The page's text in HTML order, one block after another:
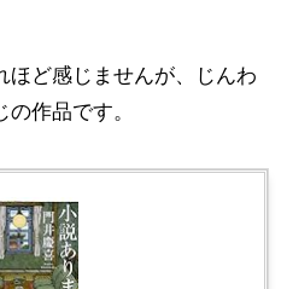
ほど感じませんが、じんわ
作品です。